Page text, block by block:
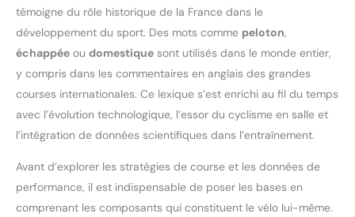
témoigne du rôle historique de la France dans le
développement du sport. Des mots comme peloton,
échappée ou domestique sont utilisés dans le monde entier,
y compris dans les commentaires en anglais des grandes
courses internationales. Ce lexique s’est enrichi au fil du temps
avec l’évolution technologique, l’essor du cyclisme en salle et
l’intégration de données scientifiques dans l’entraînement.
Avant d’explorer les stratégies de course et les données de
performance, il est indispensable de poser les bases en
comprenant les composants qui constituent le vélo lui-même.